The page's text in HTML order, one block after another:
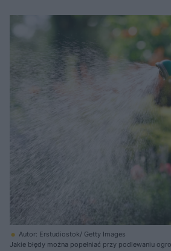
Autor: Erstudiostok/ Getty Images
Jakie błędy można popełniać przy podlewaniu